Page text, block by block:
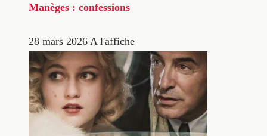
Manèges : confessions
28 mars 2026 A l'affiche